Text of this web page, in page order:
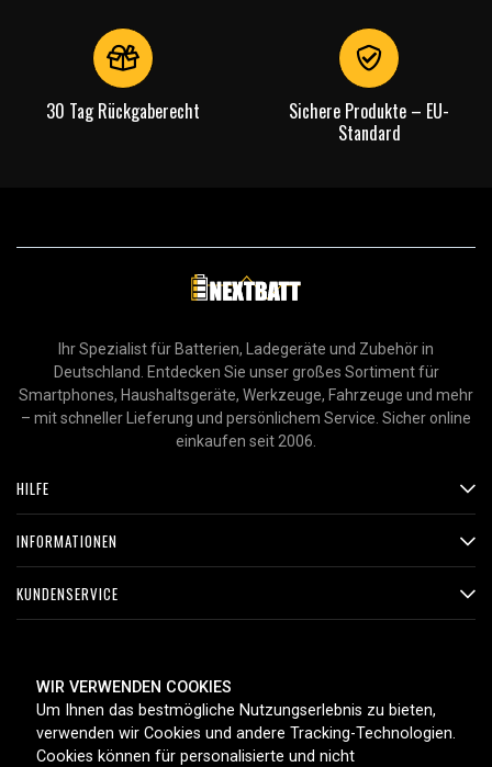
30 Tag Rückgaberecht
Sichere Produkte – EU-
Standard
Ihr Spezialist für Batterien, Ladegeräte und Zubehör in
Deutschland. Entdecken Sie unser großes Sortiment für
Smartphones, Haushaltsgeräte, Werkzeuge, Fahrzeuge und mehr
– mit schneller Lieferung und persönlichem Service. Sicher online
einkaufen seit 2006.
HILFE
INFORMATIONEN
KUNDENSERVICE
ZAHLUNGSMETHODEN
WIR VERWENDEN COOKIES
Um Ihnen das bestmögliche Nutzungserlebnis zu bieten,
verwenden wir Cookies und andere Tracking-Technologien.
Cookies können für personalisierte und nicht